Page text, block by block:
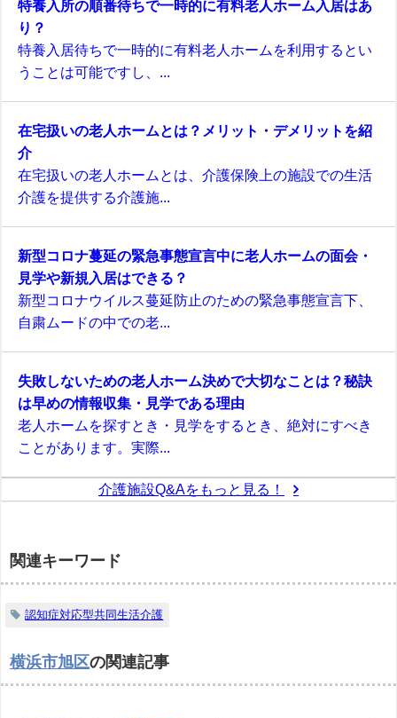
特養入所の順番待ちで一時的に有料老人ホーム入居はあ
り？
特養入居待ちで一時的に有料老人ホームを利用するとい
うことは可能ですし、...
在宅扱いの老人ホームとは？メリット・デメリットを紹
介
在宅扱いの老人ホームとは、介護保険上の施設での生活
介護を提供する介護施...
新型コロナ蔓延の緊急事態宣言中に老人ホームの面会・
見学や新規入居はできる？
新型コロナウイルス蔓延防止のための緊急事態宣言下、
自粛ムードの中での老...
失敗しないための老人ホーム決めで大切なことは？秘訣
は早めの情報収集・見学である理由
老人ホームを探すとき・見学をするとき、絶対にすべき
ことがあります。実際...
介護施設Q&Aをもっと見る！
関連キーワード
認知症対応型共同生活介護
横浜市旭区の関連記事